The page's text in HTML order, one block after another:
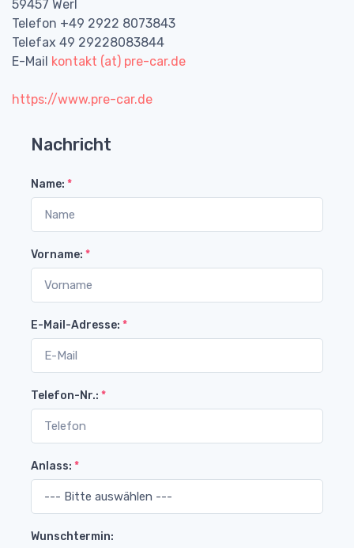
59457 Werl
Telefon +49 2922 8073843
Telefax 49 29228083844
E-Mail kontakt (at) pre-car.de
https://www.pre-car.de
Nachricht
Name: *
Vorname: *
E-Mail-Adresse: *
Telefon-Nr.: *
Anlass: *
Wunschtermin: